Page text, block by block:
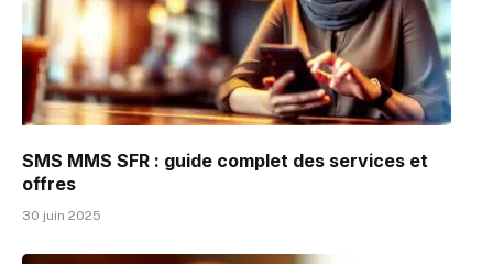
SMS MMS SFR : guide complet des services et
offres
30 juin 2025